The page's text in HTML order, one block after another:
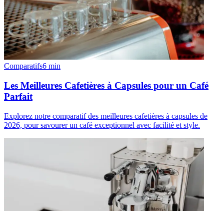
Comparatifs6 min
Les Meilleures Cafetières à Capsules pour un Café
Parfait
Explorez notre comparatif des meilleures cafetières à capsules de
2026, pour savourer un café exceptionnel avec facilité et style.